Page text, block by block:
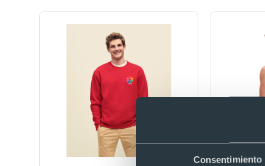
Consentimiento